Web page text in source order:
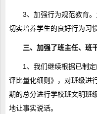
3、加强行为规范教育
切实培养学生的良好行为习惯
三、加强了班主任、班
1、我们继续根据已制
评比量化细则》，对班级进
期的总分进行学校班文明班
地让事实说话。